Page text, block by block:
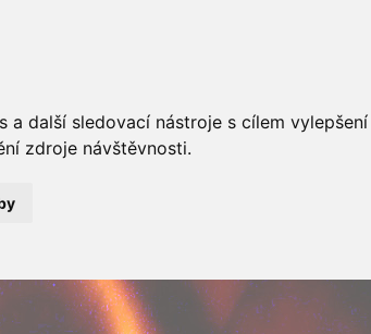
další sledovací nástroje s cílem
zdroje návštěvnosti.